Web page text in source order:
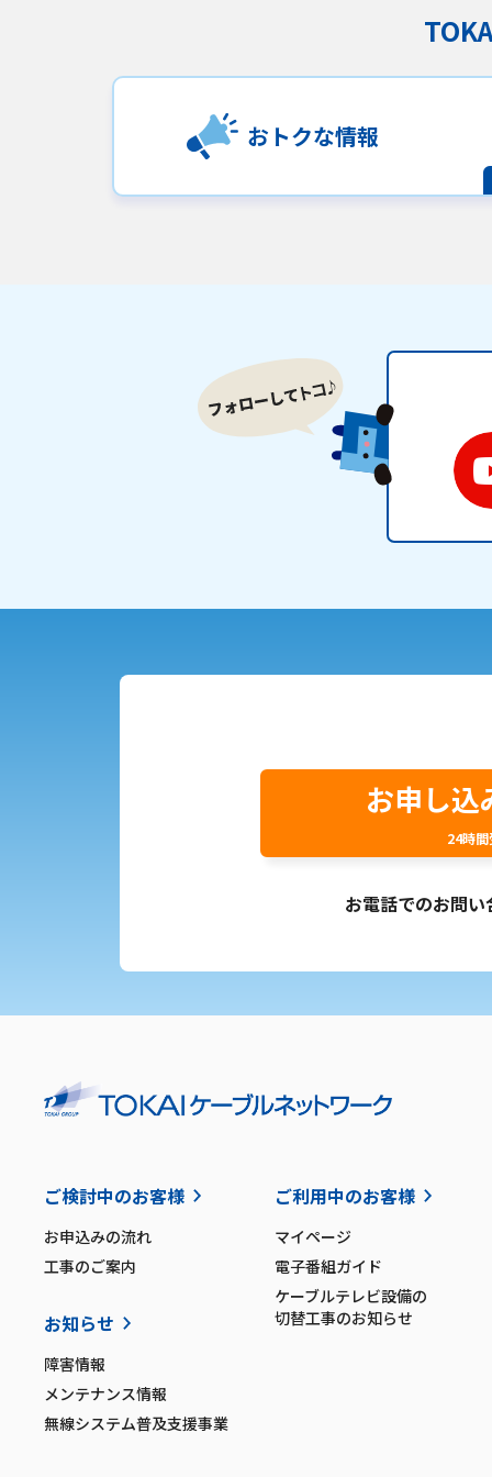
おトクな情報
お申し込
24時間
お電話でのお問い
ご検討中のお客様
お申込みの流れ
工事のご案内
お知らせ
障害情報
メンテナンス情報
無線システム普及支援事業
ご利用中のお客様
マイページ
電子番組ガイド
ケーブルテレビ設備の
切替工事のお知らせ